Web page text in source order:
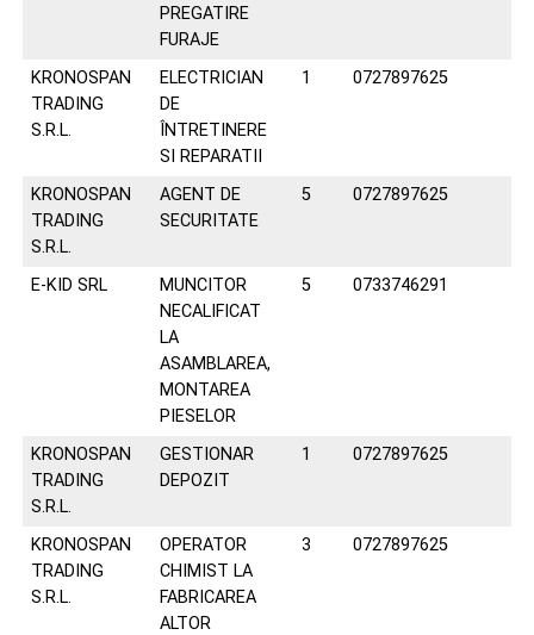
PREGATIRE
FURAJE
KRONOSPAN
TRADING
S.R.L.
ELECTRICIAN
DE
ÎNTRETINERE
SI REPARATII
1 0727897625
KRONOSPAN
TRADING
S.R.L.
AGENT DE
SECURITATE
5 0727897625
E-KID SRL
MUNCITOR
NECALIFICAT
LA
ASAMBLAREA,
MONTAREA
PIESELOR
5 0733746291
KRONOSPAN
TRADING
S.R.L.
GESTIONAR
DEPOZIT
1 0727897625
KRONOSPAN
TRADING
S.R.L.
OPERATOR
CHIMIST LA
FABRICAREA
ALTOR
3 0727897625